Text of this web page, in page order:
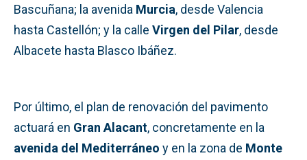
Bascuñana; la avenida Murcia, desde Valencia
hasta Castellón; y la calle Virgen del Pilar, desde
Albacete hasta Blasco Ibáñez.
Por último, el plan de renovación del pavimento
actuará en Gran Alacant, concretamente en la
avenida del Mediterráneo y en la zona de Monte